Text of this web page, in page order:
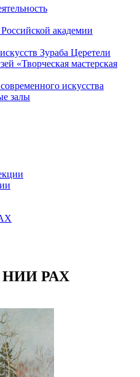
академии
Зураба Церетели
«Творческая мастерская
искусства
залы
НИИ РАХ